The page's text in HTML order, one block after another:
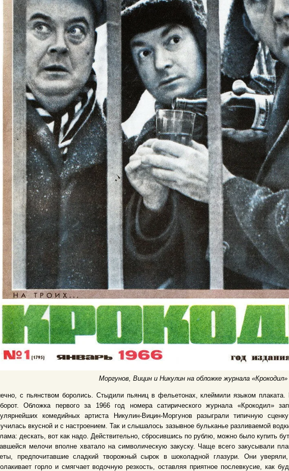
Моргунов, Вицин и Никулин на обложке журнала «Крокодил»
с пьянством боролись. Стыдили пьяниц в фельетонах, клеймили языком
Обложка первого за 1966 год номера сатирического журнала «Крокодил»
комедийных артиста Никулин-Вицин-Моргунов разыграли типичную
вкусной и с настроением. Так и слышалось зазывное бульканье разливаемой
дескать, вот как надо. Действительно, сбросившись по рублю, можно было купить
мелочи вполне хватало на символическую закуску. Чаще всего закусывали
предпочитавшие сладкий творожный сырок в шоколадной глазури. Они
горло и смягчает водочную резкость, оставляя приятное послевкусие, как